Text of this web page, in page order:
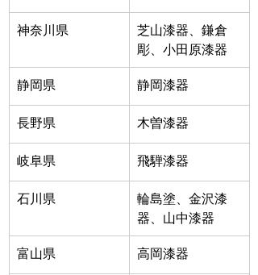
神奈川県
芝山漆器、鎌倉
彫、小田原漆器
静岡県 静岡漆器
長野県 木曽漆器
岐阜県 飛騨漆器
石川県
輪島塗、金沢漆
器、山中漆器
富山県 高岡漆器